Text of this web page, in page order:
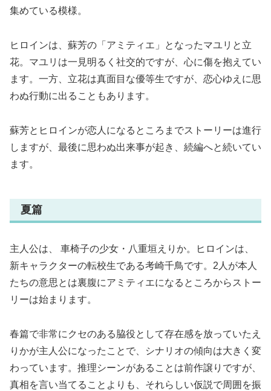
集めている模様。
ヒロインは、蘇芳の「アミティエ」となったマユリと立
花。マユリは一見明るく社交的ですが、心に傷を抱えてい
ます。一方、立花は真面目な優等生ですが、恋心ゆえに思
わぬ行動に出ることもあります。
蘇芳とヒロインが恋人になるところまでストーリーは進行
しますが、最後に思わぬ出来事が起き、続編へと続いてい
ます。
夏篇
主人公は、 車椅子の少女・八重垣えりか。ヒロインは、
新キャラクターの転校生である考崎千鳥です。2人が本人
たちの意思とは裏腹にアミティエになるところからストー
リーは始まります。
春篇で非常にクセのある脇役として存在感を放っていたえ
りかが主人公になったことで、シナリオの傾向は大きく変
わっています。推理シーンがあることは前作譲りですが、
真相を言い当てることよりも、それらしい仮説で周囲を振